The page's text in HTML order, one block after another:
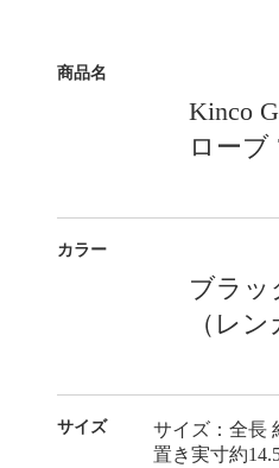
商品名
Kinco
ローブ
カラー
ブラッ
（レン
サイズ
サイズ：全長
置き実寸約